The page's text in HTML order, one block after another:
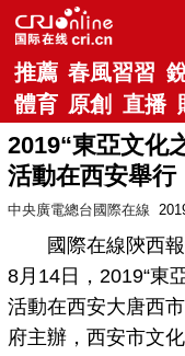
推薦 春風習習
體育 原創 直播
2019“東亞文化
活動在西安舉行
中央廣電總台國際在線
國際在線陝西報
8月14日，2019“東
活動在西安大唐西
府主辦，西安市文